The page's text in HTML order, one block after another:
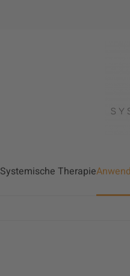
Systemische Therapie